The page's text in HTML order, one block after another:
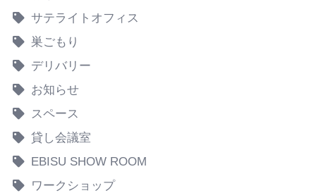
サテライトオフィス
巣ごもり
デリバリー
お知らせ
スペース
貸し会議室
EBISU SHOW ROOM
ワークショップ